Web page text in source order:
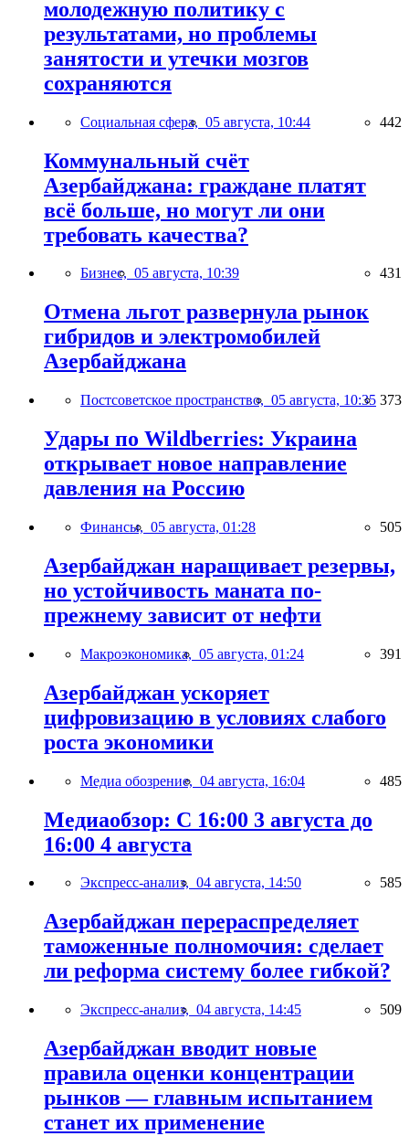
молодежную политику с
результатами, но проблемы
занятости и утечки мозгов
сохраняются
Социальная сфера, 05 августа, 10:44 442
Коммунальный счёт
Азербайджана: граждане платят
всё больше, но могут ли они
требовать качества?
Бизнес, 05 августа, 10:39 431
Отмена льгот развернула рынок
гибридов и электромобилей
Азербайджана
Постсоветское пространство, 05 августа, 10:35 373
Удары по Wildberries: Украина
открывает новое направление
давления на Россию
Финансы, 05 августа, 01:28 505
Азербайджан наращивает резервы,
но устойчивость маната по-
прежнему зависит от нефти
Макроэкономика, 05 августа, 01:24 391
Азербайджан ускоряет
цифровизацию в условиях слабого
роста экономики
Медиа обозрение, 04 августа, 16:04 485
Медиаобзор: С 16:00 3 августа до
16:00 4 августа
Экспресс-анализ, 04 августа, 14:50 585
Азербайджан перераспределяет
таможенные полномочия: сделает
ли реформа систему более гибкой?
Экспресс-анализ, 04 августа, 14:45 509
Азербайджан вводит новые
правила оценки концентрации
рынков — главным испытанием
станет их применение